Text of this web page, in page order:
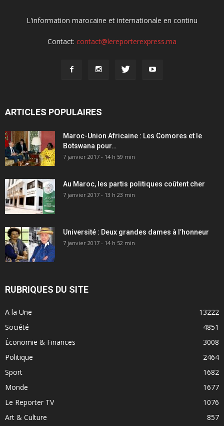
L'information marocaine et internationale en continu
Contact: contact@lereporterexpress.ma
ARTICLES POPULAIRES
Maroc-Union Africaine : Les Comores et le
Botswana pour…
7 janvier 2017 - 14 h 59 min
Au Maroc, les partis politiques coûtent cher
7 janvier 2017 - 13 h 23 min
Université : Deux grandes dames à l’honneur
7 janvier 2017 - 14 h 52 min
RUBRIQUES DU SITE
A la Une
13222
Société
4851
Économie & Finances
3008
Politique
2464
Sport
1682
Monde
1677
Le Reporter TV
1076
Art & Culture
857